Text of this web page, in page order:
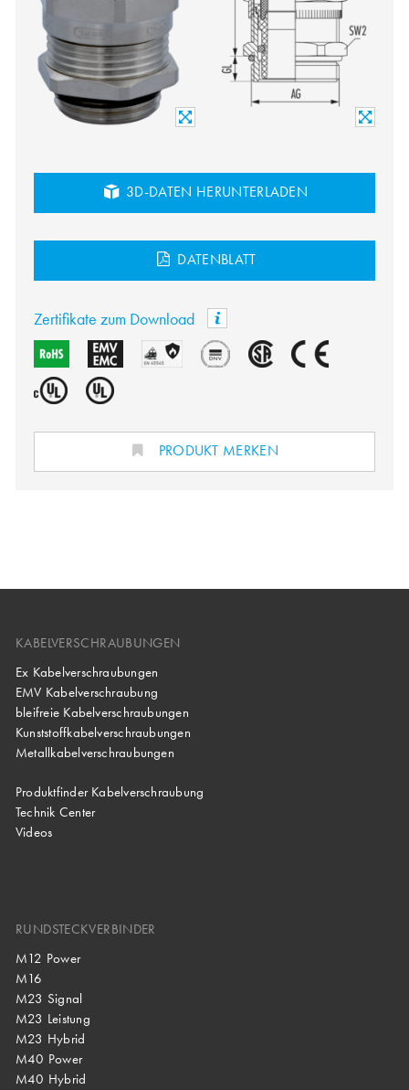
3D-DATEN HERUNTERLADEN
DATENBLATT
Zertifikate zum Download
PRODUKT MERKEN
KABELVERSCHRAUBUNGEN
Ex Kabelverschraubungen
EMV Kabelverschraubung
bleifreie Kabelverschraubungen
Kunststoffkabelverschraubungen
Metallkabelverschraubungen
Produktfinder Kabelverschraubung
Technik Center
Videos
RUNDSTECKVERBINDER
M12 Power
M16
M23 Signal
M23 Leistung
M23 Hybrid
M40 Power
M40 Hybrid